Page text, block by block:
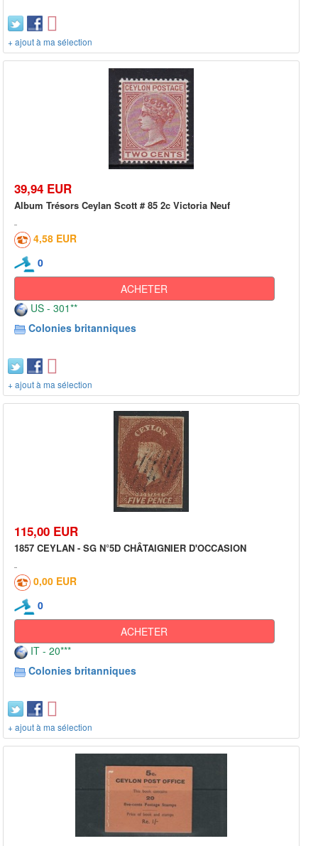
+ ajout à ma sélection
39,94 EUR
Album Trésors Ceylan Scott # 85 2c Victoria Neuf
4,58 EUR
0
ACHETER
US - 301**
Colonies britanniques
+ ajout à ma sélection
115,00 EUR
1857 CEYLAN - SG N°5D CHÂTAIGNIER D'OCCASION
0,00 EUR
0
ACHETER
IT - 20***
Colonies britanniques
+ ajout à ma sélection